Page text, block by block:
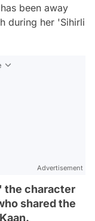
been away
during her 'Sihirli
Advertisement
the character
shared the